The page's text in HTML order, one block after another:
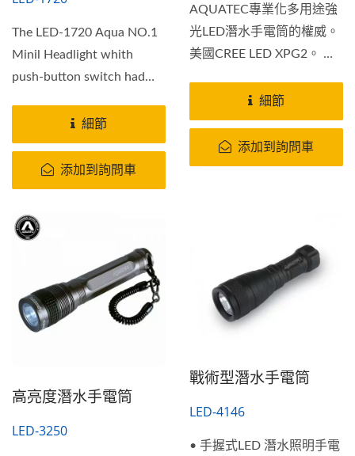
The LED-1720 Aqua NO.1
Minil Headlight whith
push-button switch had
細節
添加到詢問車
AQUATEC專業化多用途強
光LED潛水手電筒的權威。
美國CREE LED XPG2。 玻
鍍膜及防刮鍍膜及耐衝擊強
度塑膠製成，不怕刮不怕
摔。 密封性能超強可達水
下200米。 內附汽車散熱片
細節
添加到詢問車
高亮度潛水手電筒
LED-3250
戰術型潛水手電筒
LED-4146
• 手握式LED 潛水照明手電